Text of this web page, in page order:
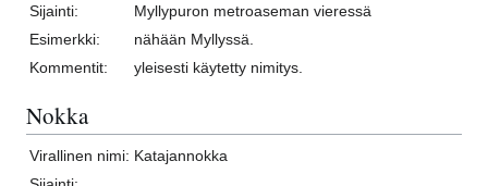
Sijainti:
Myllypuron metroaseman vieressä
Esimerkki:
nähään Myllyssä.
Kommentit:
yleisesti käytetty nimitys.
Nokka
Virallinen nimi: Katajannokka